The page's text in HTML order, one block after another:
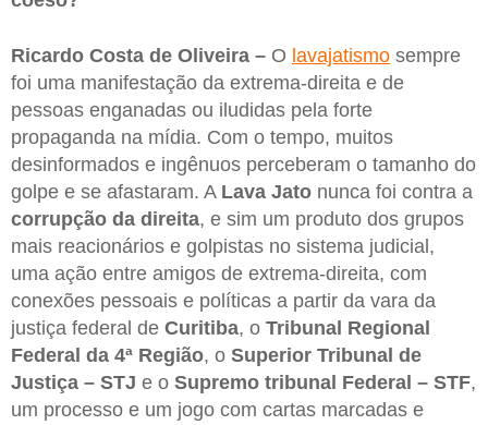
Ricardo Costa de Oliveira – O lavajatismo sempre
foi uma manifestação da extrema-direita e de
pessoas enganadas ou iludidas pela forte
propaganda na mídia. Com o tempo, muitos
desinformados e ingênuos perceberam o tamanho do
golpe e se afastaram. A Lava Jato nunca foi contra a
corrupção da direita, e sim um produto dos grupos
mais reacionários e golpistas no sistema judicial,
uma ação entre amigos de extrema-direita, com
conexões pessoais e políticas a partir da vara da
justiça federal de Curitiba, o Tribunal Regional
Federal da 4ª Região, o Superior Tribunal de
Justiça – STJ e o Supremo tribunal Federal – STF,
um processo e um jogo com cartas marcadas e